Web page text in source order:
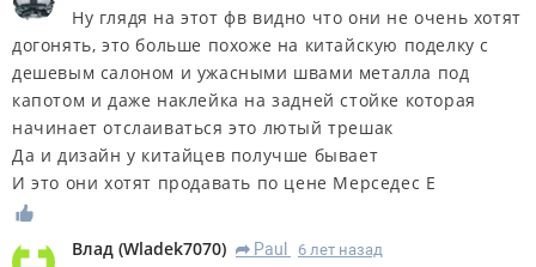
Ну глядя на этот фв видно что они не очень хотят
догонять, это больше похоже на китайскую поделку с
дешевым салоном и ужасными швами металла под
капотом и даже наклейка на задней стойке которая
начинает отслаиваться это лютый трешак
Да и дизайн у китайцев получше бывает
И это они хотят продавать по цене Мерседес E
Влад (Wladek7070) R Paul 6 лет назад